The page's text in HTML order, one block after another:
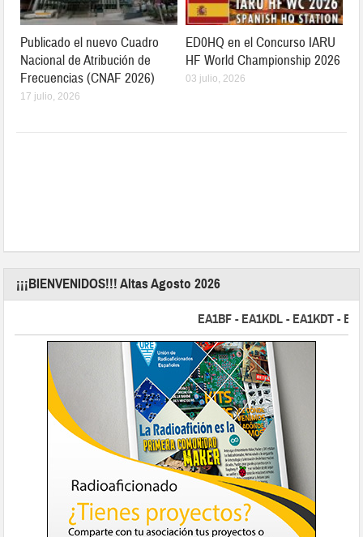
Publicado el nuevo Cuadro
Nacional de Atribución de
Frecuencias (CNAF 2026)
17 julio, 2026
ED0HQ en el Concurso IARU
HF World Championship 2026
03 julio, 2026
¡¡¡BIENVENIDOS!!! Altas Agosto 2026
EA1BF - EA1KDL - EA1KDT -